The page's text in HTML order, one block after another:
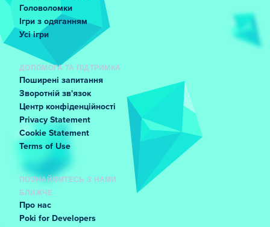
Головоломки
Ігри з одяганням
Усі ігри
ДОПОМОГА ТА ПІДТРИМКА
Поширені запитання
Зворотній зв'язок
Центр конфіденційності
Privacy Statement
Cookie Statement
Terms of Use
ПОЗНАЙОМТЕСЬ З НАМИ
БЛИЖЧЕ
Про нас
Poki for Developers